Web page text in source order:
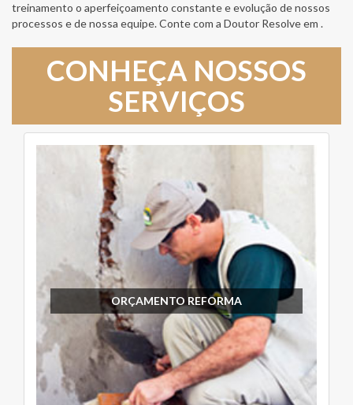
treinamento o aperfeiçoamento constante e evolução de nossos
processos e de nossa equipe. Conte com a Doutor Resolve em .
CONHEÇA NOSSOS
SERVIÇOS
ORÇAMENTO REFORMA